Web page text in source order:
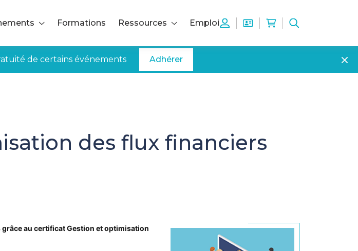
Formations Ressources Emploi
de certains événements Adhérer
des flux financiers
au certificat Gestion et optimisation